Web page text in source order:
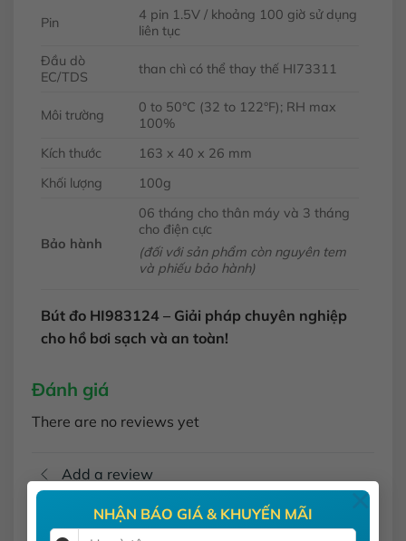
NHẬN BÁO GIÁ & KHUYẾN MÃI ×
Pin
4 pin 1.5V / khoảng 100 giờ sử dụng
liên tục
Đầu dò
EC/TDS
than chì có thể thay thế HI73311
Môi trường
0 to 50°C (32 to 122°F); RH max
100%
Kích thước
163 x 40 x 26 mm
Khối lượng
100g
Bảo hành
06 tháng cho thân máy và 3 tháng
cho điện cực
(đối với sản phẩm còn nguyên tem
và phiếu bảo hành)
Bút đo HI983124 – Giải pháp chuyên nghiệp
cho hồ bơi sạch và an toàn!
Đánh giá
There are no reviews yet
Add a review